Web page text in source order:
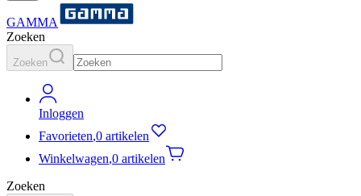
GAMMA
Zoeken
Zoeken
Inloggen
Favorieten,0 artikelen
Winkelwagen,0 artikelen
Zoeken